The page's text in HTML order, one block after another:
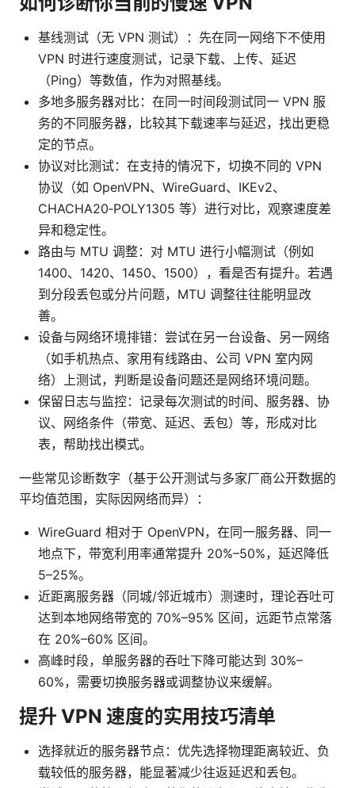
基线测试（无 VPN 测试）：先在同一网络下不使用
VPN 时进行速度测试，记录下载、上传、延迟
（Ping）等数值，作为对照基线。
多地多服务器对比：在同一时间段测试同一 VPN 服
务的不同服务器，比较其下载速率与延迟，找出更稳
定的节点。
协议对比测试：在支持的情况下，切换不同的 VPN
协议（如 OpenVPN、WireGuard、IKEv2、
CHACHA20‑POLY1305 等）进行对比，观察速度差
异和稳定性。
路由与 MTU 调整：对 MTU 进行小幅测试（例如
1400、1420、1450、1500），看是否有提升。若遇
到分段丢包或分片问题，MTU 调整往往能明显改
善。
设备与网络环境排错：尝试在另一台设备、另一网络
（如手机热点、家用有线路由、公司 VPN 室内网
络）上测试，判断是设备问题还是网络环境问题。
保留日志与监控：记录每次测试的时间、服务器、协
议、网络条件（带宽、延迟、丢包）等，形成对比
表，帮助找出模式。
一些常见诊断数字（基于公开测试与多家厂商公开数据的
平均值范围，实际因网络而异）：
WireGuard 相对于 OpenVPN，在同一服务器、同一
地点下，带宽利用率通常提升 20%–50%，延迟降低
5–25%。
近距离服务器（同城/邻近城市）测速时，理论吞吐可
达到本地网络带宽的 70%–95% 区间，远距节点常落
在 20%–60% 区间。
高峰时段，单服务器的吞吐下降可能达到 30%–
60%，需要切换服务器或调整协议来缓解。
提升 VPN 速度的实用技巧清单
选择就近的服务器节点：优先选择物理距离较近、负
载较低的服务器，能显著减少往返延迟和丢包。